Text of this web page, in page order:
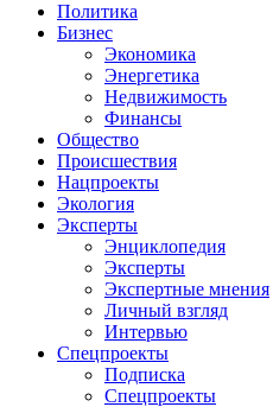
Политика
Бизнес
Экономика
Энергетика
Недвижимость
Финансы
Общество
Происшествия
Нацпроекты
Экология
Эксперты
Энциклопедия
Эксперты
Экспертные мнения
Личный взгляд
Интервью
Спецпроекты
Подписка
Спецпроекты